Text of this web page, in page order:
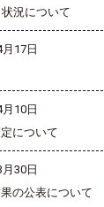
況について
17日
10日
について
30日
の公表について